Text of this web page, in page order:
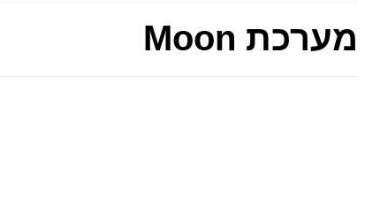
מערכת Moon